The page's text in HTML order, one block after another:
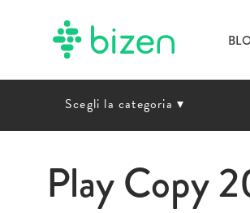
Scegli la categoria ▾
Play Copy